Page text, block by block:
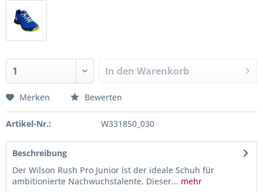
In den Warenkorb
Merken Bewerten
Artikel-Nr.: W331850_030
Beschreibung
Der Wilson Rush Pro Junior ist der ideale Schuh für
ambitionierte Nachwuchstalente. Dieser... mehr